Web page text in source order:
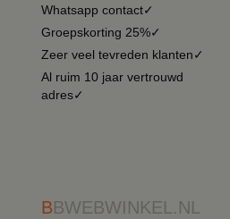
Whatsapp contact✓
Groepskorting 25%✓
Zeer veel tevreden klanten✓
Al ruim 10 jaar vertrouwd
adres✓
BBWEBWINKEL.NL